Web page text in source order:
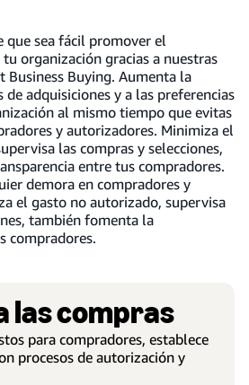
que sea fácil promover el
organización gracias a nuestras
Business Buying. Aumenta la
de adquisiciones y a las preferencias
al mismo tiempo que evitas
y autorizadores. Minimiza el
las compras y selecciones,
entre tus compradores.
demora en compradores y
el gasto no autorizado, supervisa
también fomenta la
compradores.
las compras
para compradores, establece
procesos de autorización y